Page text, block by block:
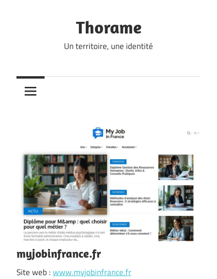
Thorame
Un territoire, une identité
myjobinfrance.fr
Site web :www.myjobinfrance.fr